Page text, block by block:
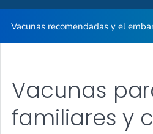
Vacunas recomendadas y el
Vacunas
familiares y